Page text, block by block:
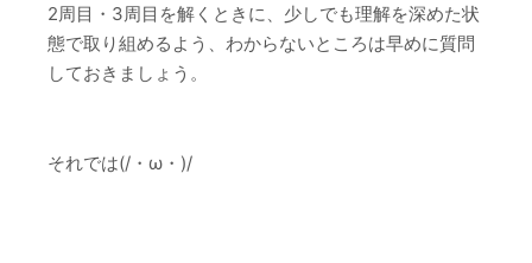
2周目・3周目を解くときに、少しでも理解を深めた状
態で取り組めるよう、わからないところは早めに質問
しておきましょう。
それでは(/・ω・)/